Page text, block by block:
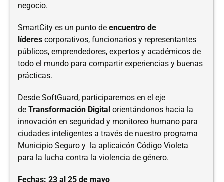
negocio.
SmartCity es un punto de encuentro de
líderes corporativos, funcionarios y representantes
públicos, emprendedores, expertos y académicos de
todo el mundo para compartir experiencias y buenas
prácticas.
Desde SoftGuard, participaremos en el eje
de Transformación Digital orientándonos hacia la
innovación en seguridad y monitoreo humano para
ciudades inteligentes a través de nuestro programa
Municipio Seguro y la aplicaicón Código Violeta
para la lucha contra la violencia de género.
Fechas: 23 al 25 de mayo